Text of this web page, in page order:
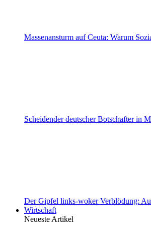
Massenansturm auf Ceuta: Warum
Scheidender deutscher Botschafter in
Der Gipfel links-woker Verblödung:
Wirtschaft
Neueste Artikel